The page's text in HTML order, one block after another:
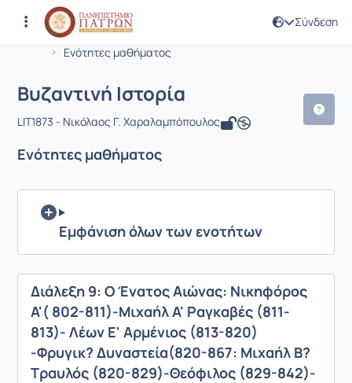
Σύνδεση
Αρχική Σελίδα
Ενότητες μαθήματος
Μάθημα : Βυζαντινή Ιστορία
Κωδικός : LIT1873
Βυζαντινή Ιστορία
LIT1873 - Νικόλαος Γ. Χαραλαμπόπουλος
Ενότητες μαθήματος
Εμφάνιση όλων των ενοτήτων
Διάλεξη 9: Ο Ένατος Αιώνας: Νικηφόρος
Α'( 802-811)-Μιχαήλ Α' Ραγκαβές (811-
813)- Λέων Ε' Αρμένιος (813-820)
-Φρυγικ? Δυναστεία(820-867: Μιχαήλ Β?
Τραυλός (820-829)-Θεόφιλος (829-842)-